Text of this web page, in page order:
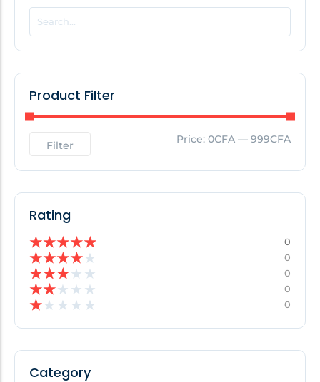
POPULAR THIS WEEK
No Posts Found!
No Posts Found!
Product Filter
Filter Price: 0CFA — 999CFA
Rating
★★★★★ 0
★★★★★ 0
★★★★ ★ 0
★★★ ★ ★ 0
★★ ★ ★ ★ 0
Category